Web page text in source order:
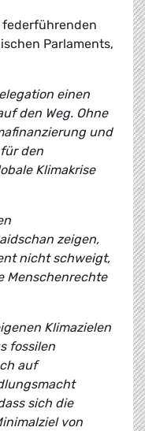
Parlaments,
einen
den Weg. Ohne
und
den
Klimakrise
zeigen,
nicht schweigt,
Menschenrechte
Klimazielen
fossilen
auf
sich die
von